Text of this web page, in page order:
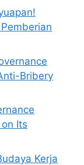
Bribery
Its
Kerja